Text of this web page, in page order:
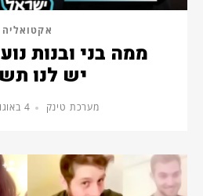
אקטואליה
ממה בני ובנות
יש לנו
מערכת טינק 4 באוגוסט, 2026